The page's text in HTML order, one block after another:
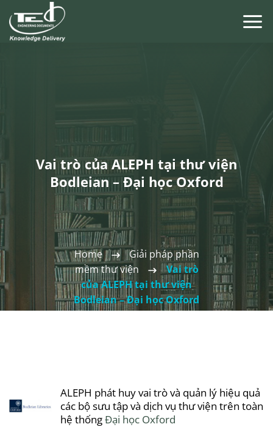
đến
nội
Vai trò của ALEPH tại thư viện
Bodleian – Đại học Oxford
Home
Giải pháp phần
mềm thư viện
Vai trò
của ALEPH tại thư viện
Bodleian – Đại học Oxford
ALEPH phát huy vai trò và quản lý hiệu quả
các bộ sưu tập và dịch vụ thư viện trên toàn
hệ thốngĐại học Oxford